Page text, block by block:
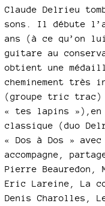
Claude Delrieu
sons. Il débute
ans (à ce qu’on
guitare au
obtient une
cheminement
(groupe tric trac)
« tes lapins »),en
classique (duo
« Dos à Dos »
accompagne,
Pierre Beauredon,
Eric Lareine, La
Denis Charolles,